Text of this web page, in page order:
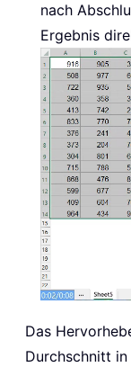
nach
Ergebnis
Das
Durchschnitt